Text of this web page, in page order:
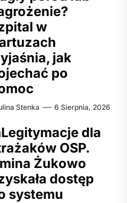
w
jak
po
Stenka 6 Sierpnia, 2026
dla
OSP.
Żukowo
dostęp
systemu